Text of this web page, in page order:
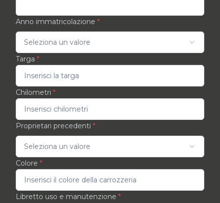
Anno immatricolazione *
Seleziona un valore
Targa *
Chilometri *
Proprietari precedenti *
Seleziona un valore
Colore *
Libretto uso e manutenzione *